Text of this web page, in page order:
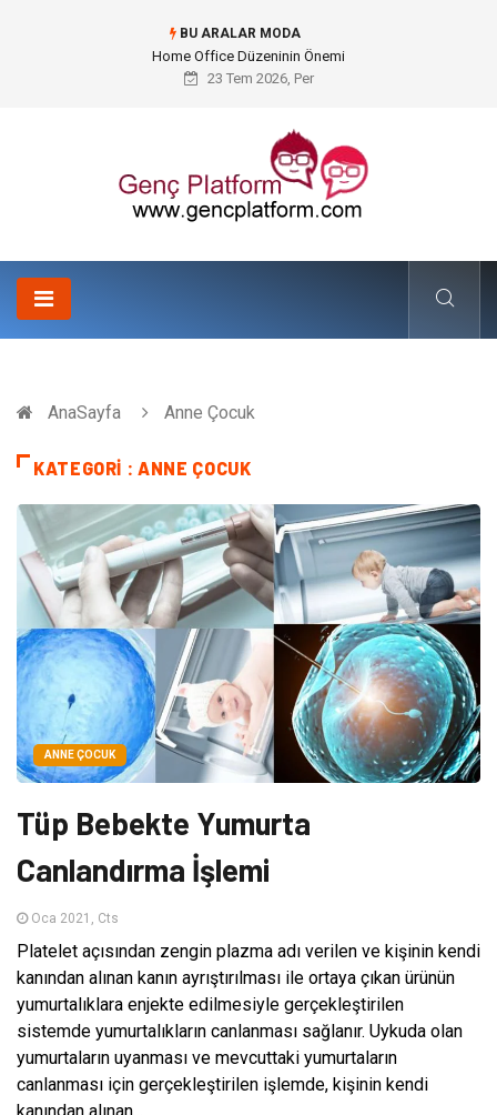
BU ARALAR MODA
Konteyner Nakliye Fiyatları ve Küresel Ticarette Bütçe Yönetimi
23 Tem 2026, Per
AnaSayfa Anne Çocuk
KATEGORI : ANNE ÇOCUK
ANNE ÇOCUK
Tüp Bebekte Yumurta
Canlandırma İşlemi
Oca 2021, Cts
Platelet açısından zengin plazma adı verilen ve kişinin kendi
kanından alınan kanın ayrıştırılması ile ortaya çıkan ürünün
yumurtalıklara enjekte edilmesiyle gerçekleştirilen
sistemde yumurtalıkların canlanması sağlanır. Uykuda olan
yumurtaların uyanması ve mevcuttaki yumurtaların
canlanması için gerçekleştirilen işlemde, kişinin kendi